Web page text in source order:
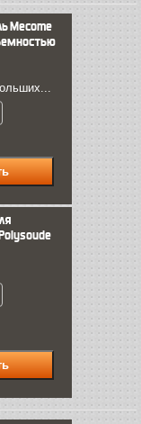
Mecome